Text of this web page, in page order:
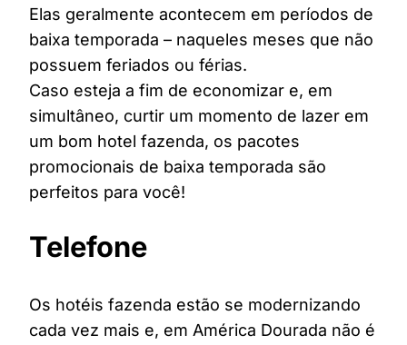
Elas geralmente acontecem em períodos de
baixa temporada – naqueles meses que não
possuem feriados ou férias.
Caso esteja a fim de economizar e, em
simultâneo, curtir um momento de lazer em
um bom hotel fazenda, os pacotes
promocionais de baixa temporada são
perfeitos para você!
Telefone
Os hotéis fazenda estão se modernizando
cada vez mais e, em América Dourada não é